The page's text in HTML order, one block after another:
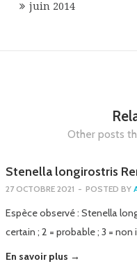
juin 2014
Other posts
Stenella longirostris
27 OCTOBRE 2021 - POSTED BY
Espèce observé : Stenella
certain ; 2 = probable ; 3 =
En savoir plus →